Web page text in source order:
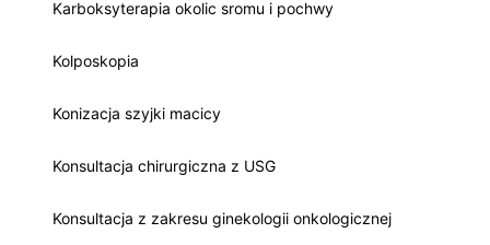
Karboksyterapia okolic sromu i pochwy
Kolposkopia
Konizacja szyjki macicy
Konsultacja chirurgiczna z USG
Konsultacja z zakresu ginekologii onkologicznej